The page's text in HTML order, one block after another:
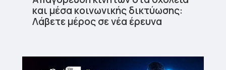
και μέσα κοινωνικής δικτύωσης:
Λάβετε μέρος σε νέα έρευνα